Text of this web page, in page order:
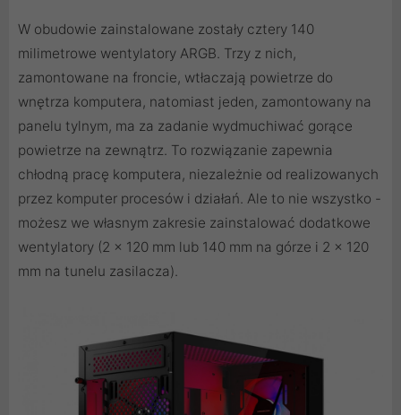
W obudowie zainstalowane zostały cztery 140
milimetrowe wentylatory ARGB. Trzy z nich,
zamontowane na froncie, wtłaczają powietrze do
wnętrza komputera, natomiast jeden, zamontowany na
panelu tylnym, ma za zadanie wydmuchiwać gorące
powietrze na zewnątrz. To rozwiązanie zapewnia
chłodną pracę komputera, niezależnie od realizowanych
przez komputer procesów i działań. Ale to nie wszystko -
możesz we własnym zakresie zainstalować dodatkowe
wentylatory (2 x 120 mm lub 140 mm na górze i 2 x 120
mm na tunelu zasilacza).